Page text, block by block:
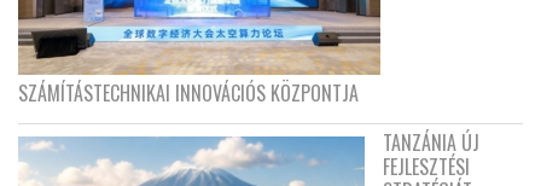
SZÁMÍTÁSTECHNIKAI INNOVÁCIÓS KÖZPONTJA
TANZÁNIA ÚJ
FEJLESZTÉSI